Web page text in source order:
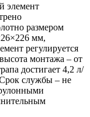
элемент
размером
мм,
регулируется
монтажа – от
достигает 4,2 л/
Срок службы – не